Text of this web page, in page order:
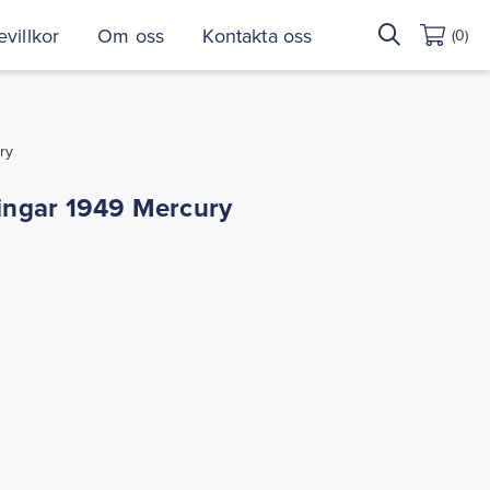
Om oss Kontakta oss
Sök
efter:
(0)
1949 Mercury